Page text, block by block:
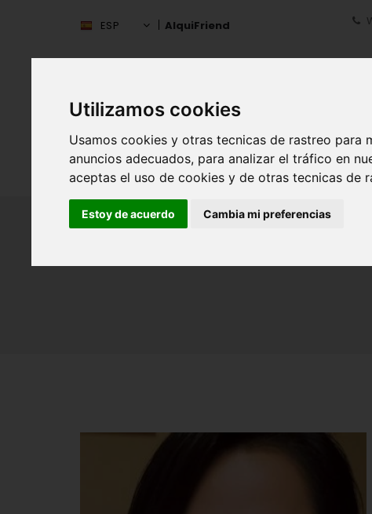
Utilizamos cookies
Usamos cookies y otras tecnicas de rastreo para
anuncios adecuados, para analizar el tráfico en
aceptas el uso de cookies y de otras tecnicas de
Estoy de acuerdo Cambia mi preferencias
ESP AlquiFriend
ESPAÑA INICIO